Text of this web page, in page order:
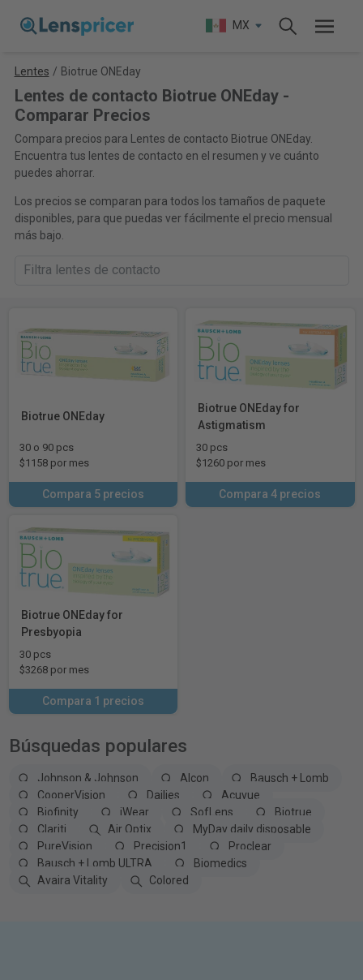
MX
Lentes / Biotrue ONEday
Lentes de contacto Biotrue ONEday -
Comparar Precios
Compara precios para Lentes de contacto Biotrue ONEday.
Encuentra tus lentes de contacto en el resumen y ve cuánto
puedes ahorrar.
Los precios se comparan para todos los tamaños de paquete
disponibles, para que puedas ver fácilmente el precio mensual
más bajo.
Biotrue ONEday
30 o 90 pcs
$1158 por mes
Compara 5 precios
Biotrue ONEday for
Astigmatism
30 pcs
$1260 por mes
Compara 4 precios
Biotrue ONEday for
Presbyopia
30 pcs
$3268 por mes
Compara 1 precios
Búsquedas populares
Johnson & Johnson Alcon
Bausch + Lomb
CooperVision
Dailies
Acuvue
Biofinity
iWear SofLens
Biotrue
Clariti
Air Optix
MyDay daily disposable
PureVision
Precision1
Proclear
Bausch + Lomb ULTRA
Biomedics
Avaira Vitality
Colored